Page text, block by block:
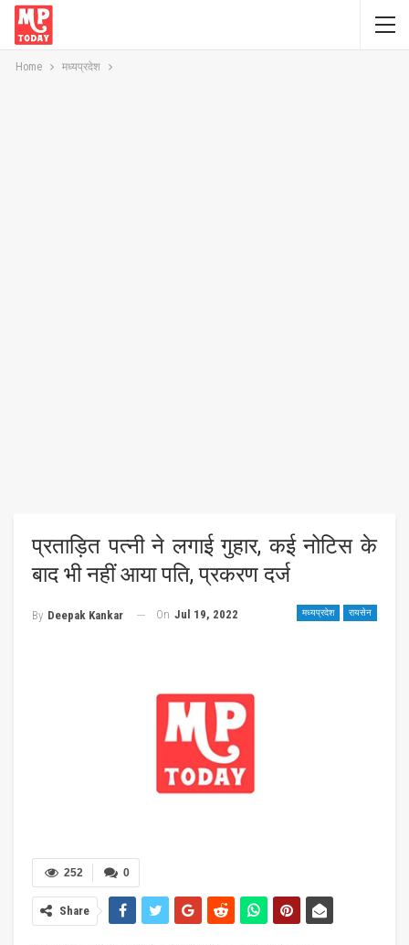
Home मध्यप्रदेश
प्रताड़ित पत्नी ने लगाई गुहार, कई नोटिस के
बाद भी नहीं आया पति, प्रकरण दर्ज
मध्यप्रदेश रायसेन
By Deepak Kankar On Jul 19, 2022
0
252
Share